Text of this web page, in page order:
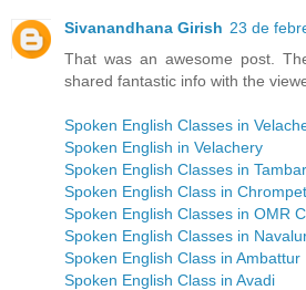
Sivanandhana Girish 23 de
That was an awesome post.
shared fantastic info with the
Spoken English Classes in
Spoken English in Velachery
Spoken English Classes in
Spoken English Class in Chrompet
Spoken English Classes in OMR
Spoken English Classes in
Spoken English Class in Ambattur
Spoken English Class in Avadi